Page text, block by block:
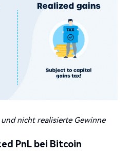
nicht realisierte Gewinne
PnL bei Bitcoin